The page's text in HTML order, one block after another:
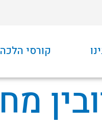
קורסי הלכה
מח